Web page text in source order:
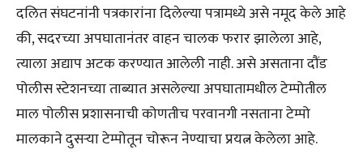
दलित संघटनांनी पत्रकारांना दिलेल्या पत्रामध्ये असे नमूद केले आहे
की, सदरच्या अपघातानंतर वाहन चालक फरार झालेला आहे,
त्याला अद्याप अटक करण्यात आलेली नाही. असे असताना दौंड
पोलीस स्टेशनच्या ताब्यात असलेल्या अपघातामधील टेम्पोतील
माल पोलीस प्रशासनाची कोणतीच परवानगी नसताना टेम्पो
मालकाने दुसऱ्या टेम्पोतून चोरून नेण्याचा प्रयत्न केलेला आहे.